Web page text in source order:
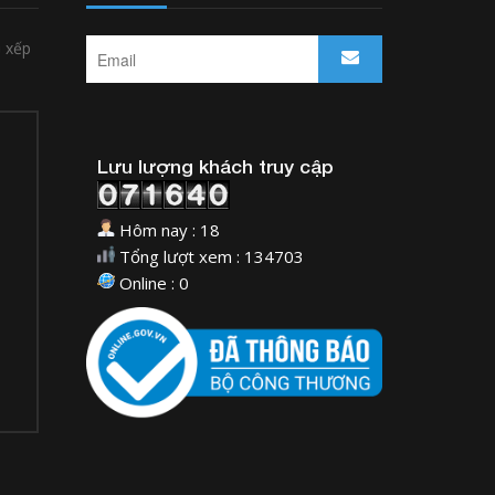
xếp
Lưu lượng khách truy cập
Hôm nay : 18
Tổng lượt xem : 134703
Online : 0